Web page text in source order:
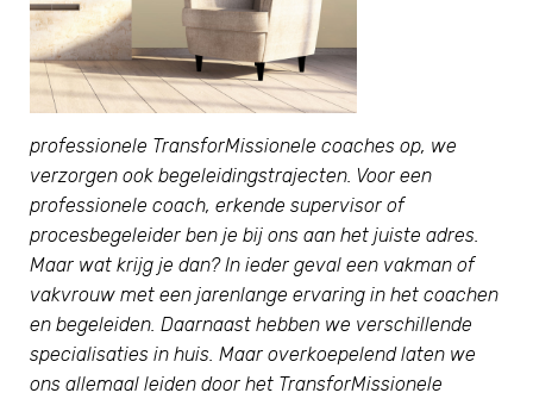
professionele TransforMissionele coaches op, we
verzorgen ook begeleidingstrajecten. Voor een
professionele coach, erkende supervisor of
procesbegeleider ben je bij ons aan het juiste adres.
Maar wat krijg je dan? In ieder geval een vakman of
vakvrouw met een jarenlange ervaring in het coachen
en begeleiden. Daarnaast hebben we verschillende
specialisaties in huis. Maar overkoepelend laten we
ons allemaal leiden door het TransforMissionele